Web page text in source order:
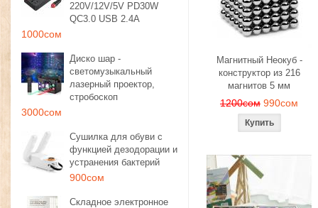
220V/12V/5V PD30W
QC3.0 USB 2.4A
1000сом
Диско шар -
светомузыкальный
лазерный проектор,
стробоскоп
3000сом
Сушилка для обуви с
функцией дезодорации и
устранения бактерий
900сом
Складное электронное
Магнитный Неокуб -
конструктор из 216
магнитов 5 мм
1200сом 990сом